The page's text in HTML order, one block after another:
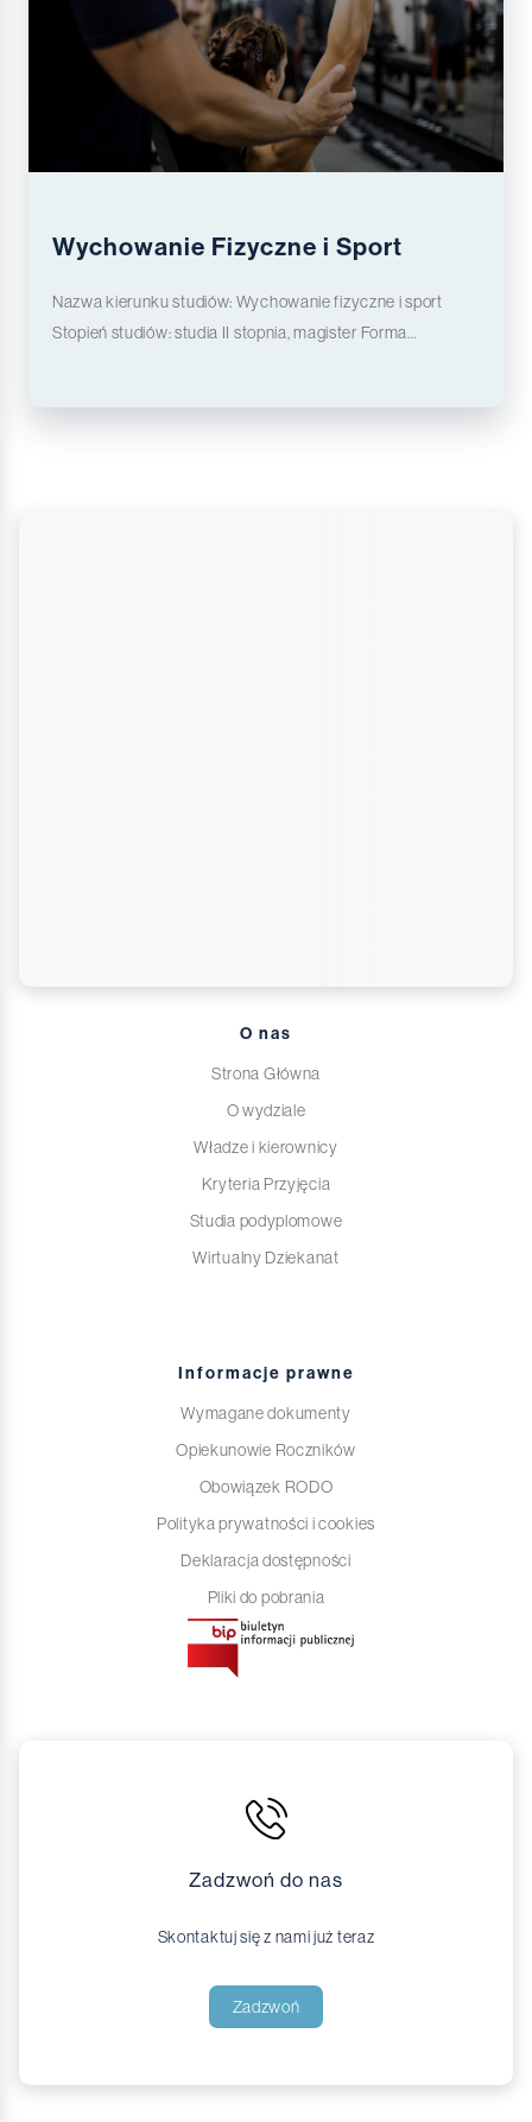
Wychowanie Fizyczne i Sport
Nazwa kierunku studiów: Wychowanie fizyczne i sport
Stopień studiów: studia II stopnia, magister Forma
O nas
Strona Główna
O wydziale
Władze i kierownicy
Kryteria Przyjęcia
Studia podyplomowe
Wirtualny Dziekanat
Informacje prawne
Wymagane dokumenty
Opiekunowie Roczników
Obowiązek RODO
Polityka prywatności i cookies
Deklaracja dostępności
Pliki do pobrania
Zadzwoń do nas
Skontaktuj się z nami już teraz
Zadzwoń